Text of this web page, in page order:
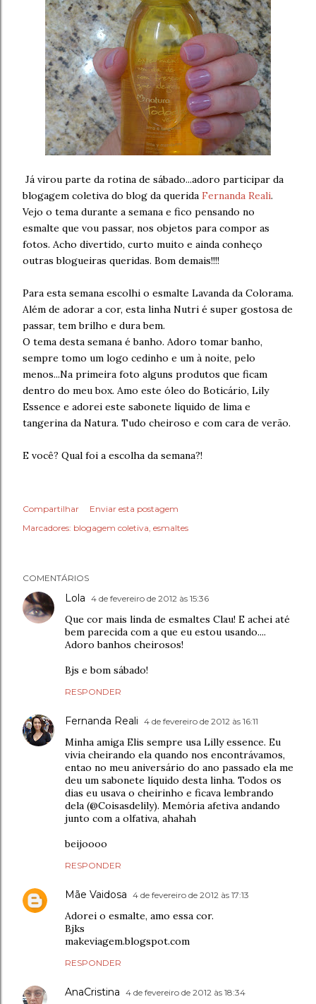
Já virou parte da rotina de sábado...adoro participar da
blogagem coletiva do blog da querida Fernanda Reali.
Vejo o tema durante a semana e fico pensando no
esmalte que vou passar, nos objetos para compor as
fotos. Acho divertido, curto muito e ainda conheço
outras blogueiras queridas. Bom demais!!!!
Para esta semana escolhi o esmalte Lavanda da Colorama.
Além de adorar a cor, esta linha Nutri é super gostosa de
passar, tem brilho e dura bem.
O tema desta semana é banho. Adoro tomar banho,
sempre tomo um logo cedinho e um à noite, pelo
menos...Na primeira foto alguns produtos que ficam
dentro do meu box. Amo este óleo do Boticário, Lily
Essence e adorei este sabonete líquido de lima e
tangerina da Natura. Tudo cheiroso e com cara de verão.
E você? Qual foi a escolha da semana?!
Compartilhar
Enviar esta postagem
Marcadores: blogagem coletiva esmaltes
COMENTÁRIOS
Lola 4 de fevereiro de 2012 às 15:36
Que cor mais linda de esmaltes Clau! E achei até
bem parecida com a que eu estou usando....
Adoro banhos cheirosos!
Bjs e bom sábado!
RESPONDER
Fernanda Reali 4 de fevereiro de 2012 às 16:11
Minha amiga Elis sempre usa Lilly essence. Eu
vivia cheirando ela quando nos encontrávamos,
entao no meu aniversário do ano passado ela me
deu um sabonete líquido desta linha. Todos os
dias eu usava o cheirinho e ficava lembrando
dela (@Coisasdelily). Memória afetiva andando
junto com a olfativa, ahahah
beijoooo
RESPONDER
Mãe Vaidosa 4 de fevereiro de 2012 às 17:13
Adorei o esmalte, amo essa cor.
Bjks
makeviagem.blogspot.com
RESPONDER
AnaCristina 4 de fevereiro de 2012 às 18:34